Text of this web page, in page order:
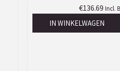
€136.69 Incl.
IN WINKELWAGEN